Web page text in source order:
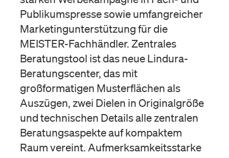
Publikumspresse sowie umfangreicher
Marketingunterstützung für die
MEISTER-Fachhändler. Zentrales
Beratungstool ist das neue Lindura-
Beratungscenter, das mit
großformatigen Musterflächen als
Auszügen, zwei Dielen in Originalgröße
und technischen Details alle zentralen
Beratungsaspekte auf kompaktem
Raum vereint. Aufmerksamkeitsstarke